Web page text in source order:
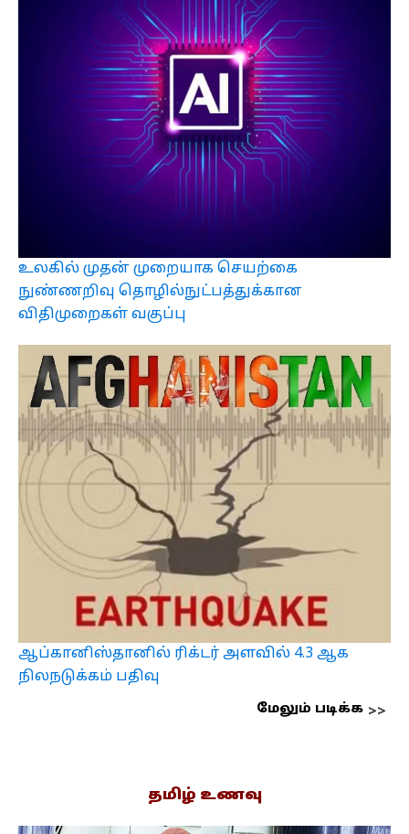
உலகில் முதன் முறையாக செயற்கை
நுண்ணறிவு தொழில்நுட்பத்துக்கான
விதிமுறைகள் வகுப்பு
ஆப்கானிஸ்தானில் ரிக்டர் அளவில் 4.3 ஆக
நிலநடுக்கம் பதிவு
மேலும் படிக்க
தமிழ் உணவு